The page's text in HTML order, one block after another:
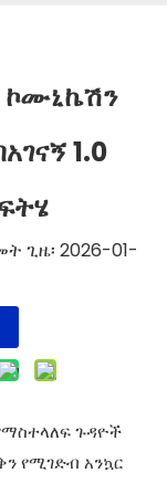
ኮሙኒኬሽን
1.0
ጊዜ፡ 2026-01-
ጉዳዮች
የሚገድብ አንኳር